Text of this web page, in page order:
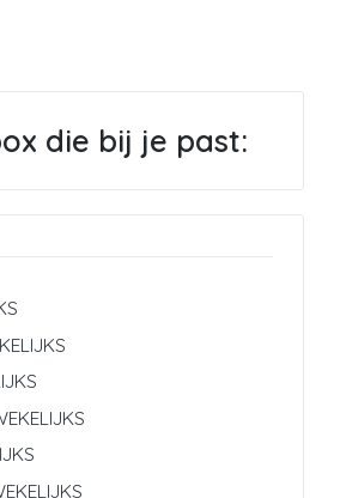
die bij je past: